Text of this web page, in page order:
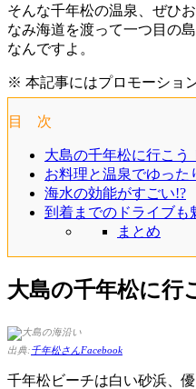
そんな千年松の温泉、ぜひ
なみ海道を渡って一つ目の
なんですよ。
※ 本記事にはプロモーショ
目 次
大島の千年松に行こう
お料理と温泉でゆった
海水の効能がすごい!?
到着までのドライブも
まとめ
大島の千年松に行
出典:千年松さんFacebook
千年松ビーチは白い砂浜、